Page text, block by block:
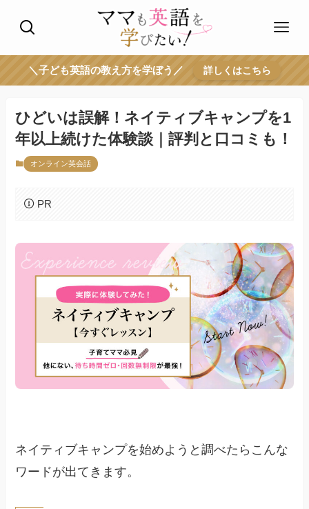
＼子ども英語の教え方を学ぼう／ 詳しくはこちら
ひどいは誤解！ネイティブキャンプを1
年以上続けた体験談｜評判と口コミも！
オンライン英会話
PR
ネイティブキャンプを始めようと調べたらこんな
ワードが出てきます。